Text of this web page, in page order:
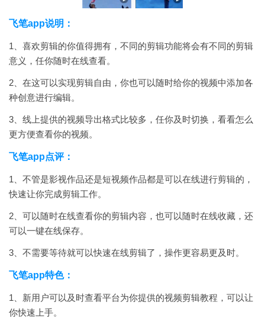
飞笔app说明：
1、喜欢剪辑的你值得拥有，不同的剪辑功能将会有不同的剪辑
意义，任你随时在线查看。
2、在这可以实现剪辑自由，你也可以随时给你的视频中添加各
种创意进行编辑。
3、线上提供的视频导出格式比较多，任你及时切换，看看怎么
更方便查看你的视频。
飞笔app点评：
1、不管是影视作品还是短视频作品都是可以在线进行剪辑的，
快速让你完成剪辑工作。
2、可以随时在线查看你的剪辑内容，也可以随时在线收藏，还
可以一键在线保存。
3、不需要等待就可以快速在线剪辑了，操作更容易更及时。
飞笔app特色：
1、新用户可以及时查看平台为你提供的视频剪辑教程，可以让
你快速上手。